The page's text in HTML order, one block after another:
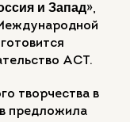
и Запад»,
АСТ.
творчества в
предложила